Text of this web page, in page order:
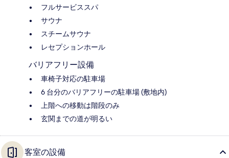
フルサービススパ
サウナ
スチームサウナ
レセプションホール
バリアフリー設備
車椅子対応の駐車場
6 台分のバリアフリーの駐車場 (敷地内)
上階への移動は階段のみ
玄関までの道が明るい
客室の設備